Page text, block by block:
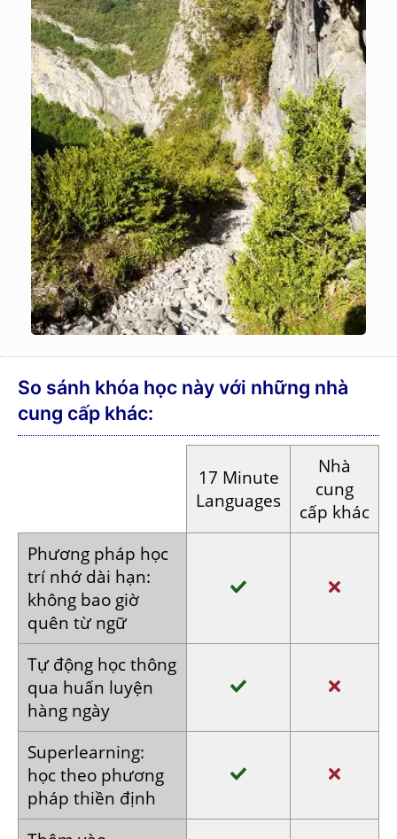
So sánh khóa học này với những nhà
cung cấp khác:
17 Minute
Languages
Nhà
cung
cấp khác
Phương pháp học
trí nhớ dài hạn:
không bao giờ
quên từ ngữ
Tự động học thông
qua huấn luyện
hàng ngày
Super­learning:
học theo phương
pháp thiền định